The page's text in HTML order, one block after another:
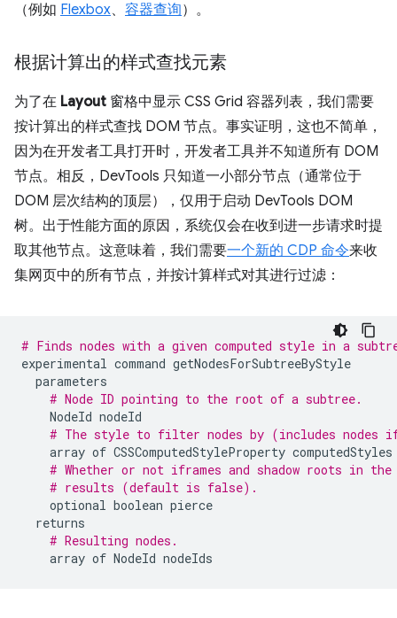
（例如 Flexbox、 容器查询）。
根据计算出的样式查找元素
为了在 Layout 窗格中显示 CSS Grid 容器列表，我们需要
按计算出的样式查找 DOM 节点。事实证明，这也不简单，
因为在开发者工具打开时，开发者工具并不知道所有 DOM
节点。相反，DevTools 只知道一小部分节点（通常位于
DOM 层次结构的顶层），仅用于启动 DevTools DOM
树。 出于性能方面的原因，系统仅会在收到进一步请求时提
取其他节点。这意味着，我们需要一个新的 CDP 命令来收
集网页中的所有节点，并按计算样式对其进行过滤：
# Finds nodes with a given computed style in a
experimental command getNodesForSubtreeByStyle
parameters
# Node ID pointing to the root of a subtree.
NodeId nodeId
# The style to filter nodes by (includes nodes
array of CSSComputedStyleProperty computedStyles
# Whether or not iframes and shadow roots in
# results (default is false).
optional boolean pierce
returns
# Resulting nodes.
array of NodeId nodeIds